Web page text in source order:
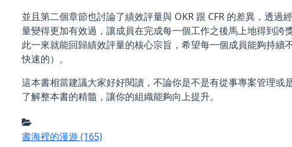
並且第二個章節也討論了績效評量與 OKR 跟 CFR 的差異，透過
量變得更加有效過，讓成員在完成每一個工作之後馬上地得到誇
此一來就能回歸績效評量的核心宗旨，希望每一個成員能夠持續
快速的）。
這本書相當建議大家好好閱讀，不論你是不是有從事專案管理或
了解整本書的精髓，讓你的組織能夠向上提升。
書海裡的漫遊(165)